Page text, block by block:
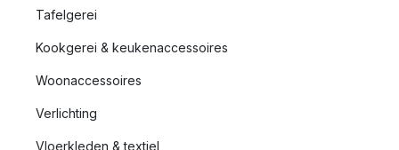
hun kookgerei, wat getuigt van hun vertrouwen in de
Tafelgerei
Kookgerei & keukenaccessoires
Woonaccessoires
Verlichting
Vloerkleden & textiel